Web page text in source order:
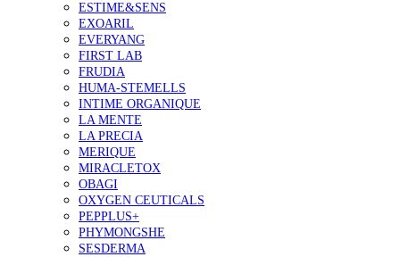
ESTIME&SENS
EXOARIL
EVERYANG
FIRST LAB
FRUDIA
HUMA-STEMELLS
INTIME ORGANIQUE
LA MENTE
LA PRECIA
MERIQUE
MIRACLETOX
OBAGI
OXYGEN CEUTICALS
PEPPLUS+
PHYMONGSHE
SESDERMA